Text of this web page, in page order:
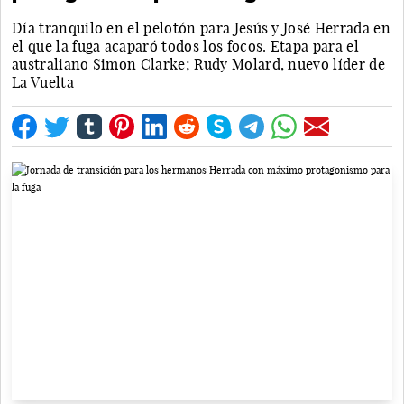
Día tranquilo en el pelotón para Jesús y José Herrada en
el que la fuga acaparó todos los focos. Etapa para el
australiano Simon Clarke; Rudy Molard, nuevo líder de
La Vuelta